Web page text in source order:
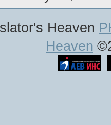
Heaven
Heaven